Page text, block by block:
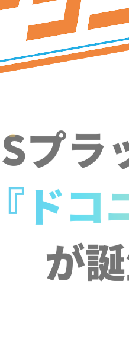
プラ
ドコ
が